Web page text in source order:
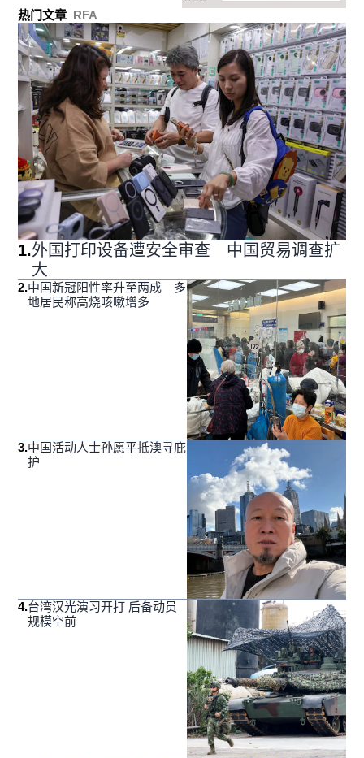
热门文章 RFA
1.外国打印设备遭安全审查 中国贸易调查扩
大
2.中国新冠阳性率升至两成 多
地居民称高烧咳嗽增多
3.中国活动人士孙愿平抵澳寻庇
护
4.台湾汉光演习开打 后备动员
规模空前